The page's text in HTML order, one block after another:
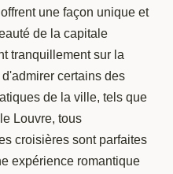
une façon unique et
de la capitale
tranquillement sur la
certains des
de la ville, tels que
Louvre, tous
croisières sont parfaites
expérience romantique